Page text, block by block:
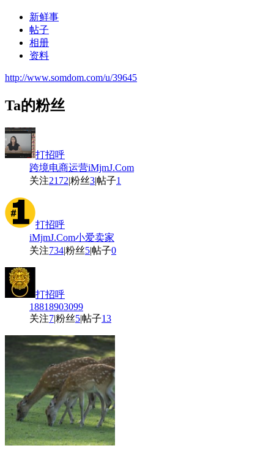
新鲜事
帖子
相册
资料
http://www.somdom.com/u/39645
Ta的粉丝
打招呼
跨境电商运营iMjmJ.Com
关注2172|粉丝3|帖子1
打招呼
iMjmJ.Com小爱卖家
关注734|粉丝5|帖子0
打招呼
18818903099
关注7|粉丝5|帖子13